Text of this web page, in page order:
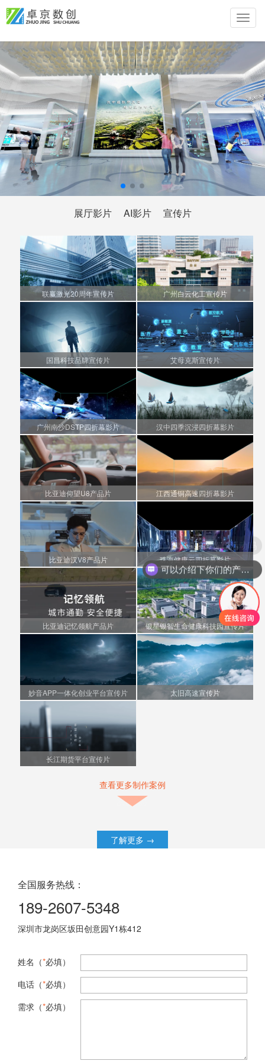
跳
转
到
主
要
内
容
Toggle
展厅影片 AI影片 宣传片
联赢激光20周年宣传片 广州白云化工宣传片
国昌科技品牌宣传片 艾母克斯宣传片
广州南沙DSTP四折幕影片 汉中四季沉浸四折幕影片
比亚迪仰望U8产品片 江西通铜高速四折幕影片
比亚迪汉V8产品片 珠海健康云四折幕影片
比亚迪记忆领航产品片 银星银智生命健康科技园宣传片
妙音APP一体化创业平台宣传片 太旧高速宣传片
长江期货平台宣传片
查看更多制作案例
了解更多 →
全国服务热线：
189-2607-5348
深圳市龙岗区坂田创意园Y1栋412
姓名（*必填）
电话（*必填）
需求（*必填）
可以介绍下你们的产品么
现在有优惠活动吗